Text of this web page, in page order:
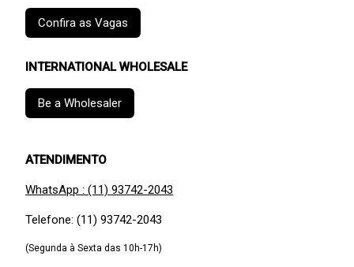
Confira as Vagas
INTERNATIONAL WHOLESALE
Be a Wholesaler
ATENDIMENTO
WhatsApp : (11) 93742-2043
Telefone: (11) 93742-2043
(Segunda à Sexta das 10h-17h)